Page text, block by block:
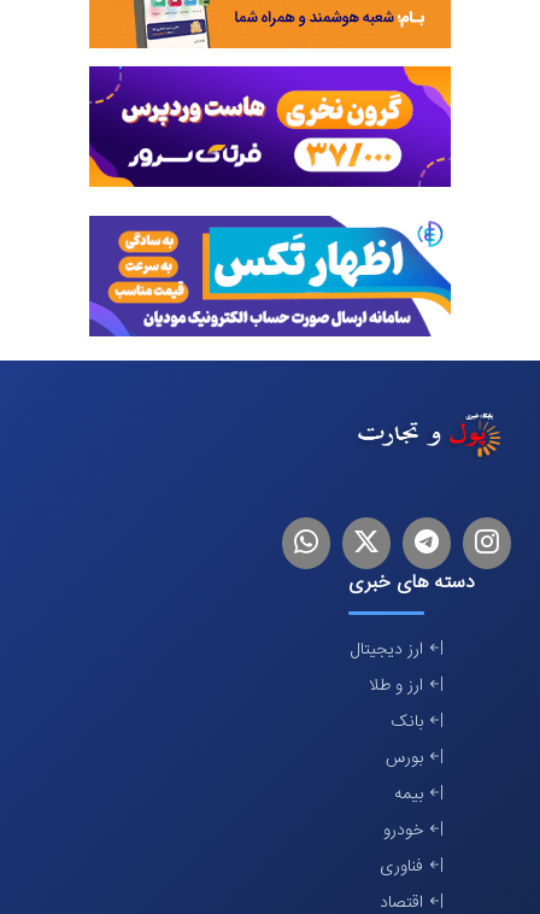
اینستاگرام
تلگرام توییترلینکدین
دسته های خبری
ارز دیجیتال
ارز و طلا
بانک
بورس
بیمه
خودرو
فناوری
اقتصاد